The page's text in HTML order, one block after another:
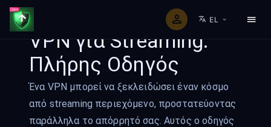
EL
VPN για Streaming:
Πλήρης Οδηγός
Ένα VPN μπορεί να ξεκλειδώσει έναν κόσμο
από streaming περιεχόμενο, προστατεύοντας
παράλληλα το απόρρητό σας. Αυτός ο οδηγός